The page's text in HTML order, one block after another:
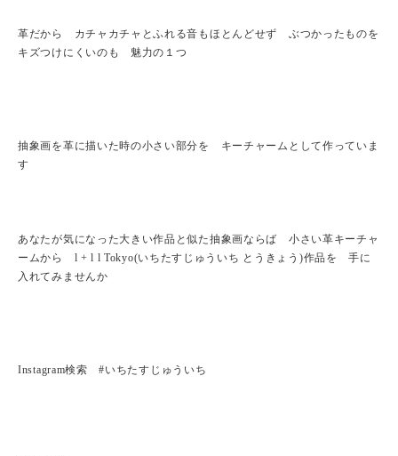
革だから カチャカチャとふれる音もほとんどせず ぶつかったものを
キズつけにくいのも 魅力の１つ
抽象画を革に描いた時の小さい部分を キーチャームとして作っていま
す
あなたが気になった大きい作品と似た抽象画ならば 小さい革キーチャ
ームから l + l l Tokyo(いちたすじゅういち とうきょう)作品を 手に
入れてみませんか
Instagram検索 #いちたすじゅういち